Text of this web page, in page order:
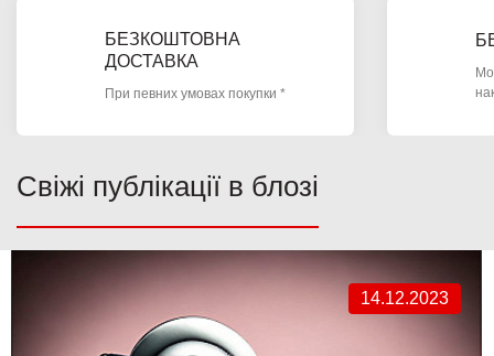
БЕЗКОШТОВНА
ДОСТАВКА
При певних умовах покупки *
Свіжі публікації в блозі
14.12.2023